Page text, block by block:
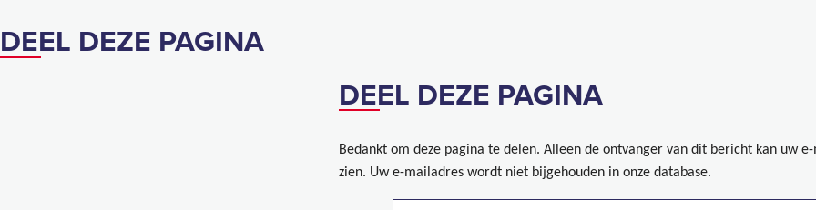
DEEL DEZE PAGINA
DEEL DEZE PAGINA
Bedankt om deze pagina te delen. Alleen de ontvanger van dit bericht kan uw
zien. Uw e-mailadres wordt niet bijgehouden in onze database.